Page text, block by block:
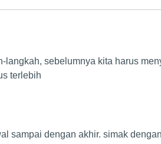
sebelumnya kita harus
terlebih
sampai dengan akhir. simak